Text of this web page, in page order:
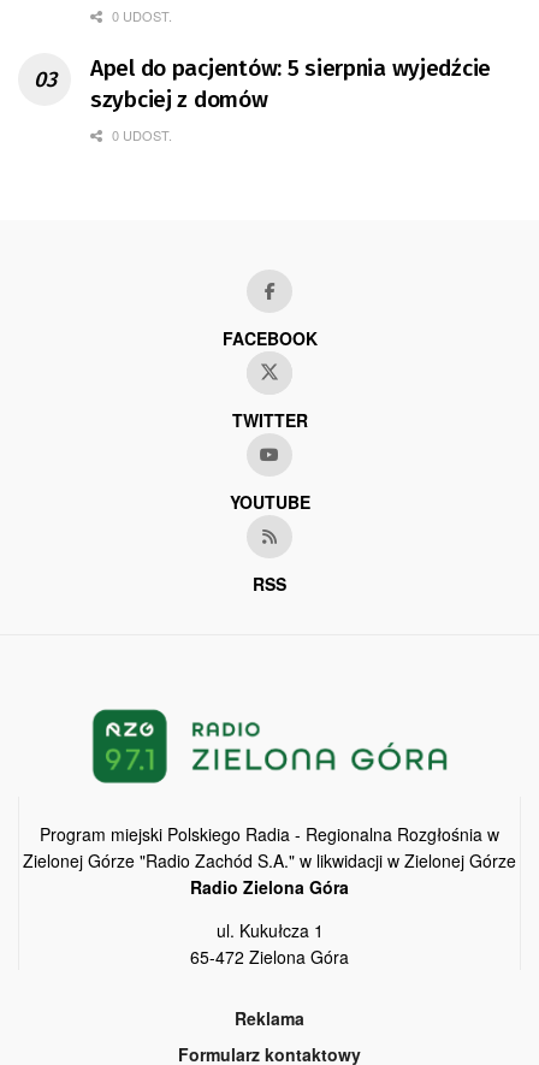
0 UDOST.
Apel do pacjentów: 5 sierpnia wyjedźcie
szybciej z domów
0 UDOST.
FACEBOOK
TWITTER
YOUTUBE
RSS
Program miejski Polskiego Radia - Regionalna Rozgłośnia w
Zielonej Górze "Radio Zachód S.A." w likwidacji w Zielonej Górze
Radio Zielona Góra
ul. Kukułcza 1
65-472 Zielona Góra
Reklama
Formularz kontaktowy